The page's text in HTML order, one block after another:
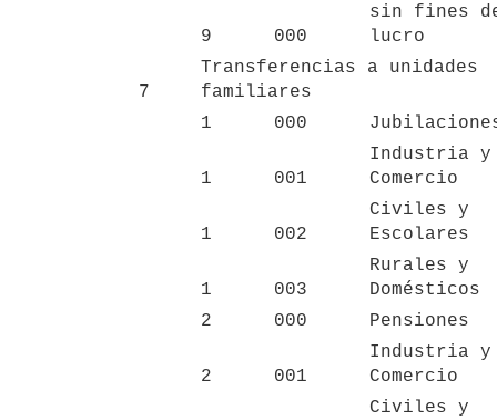
9 000
sin fines
lucro
7
Transferencias a unidades
familiares
1
000
1 001
Industria y
Comercio
1 002
Civiles y
Escolares
1 003
Rurales y
Domésticos
2
000 Pensiones
2 001
Industria y
Comercio
Civiles y